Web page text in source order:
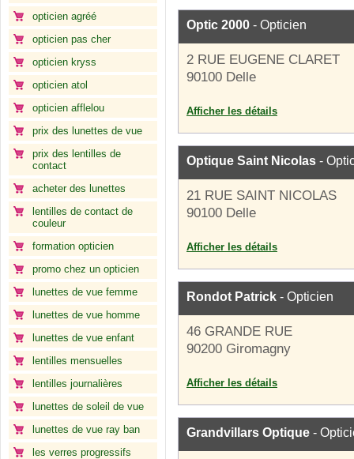
opticien agréé
opticien pas cher
opticien kryss
opticien atol
opticien afflelou
prix des lunettes de vue
prix des lentilles de
contact
acheter des lunettes
lentilles de contact de
couleur
formation opticien
promo chez un opticien
lunettes de vue femme
lunettes de vue homme
lunettes de vue enfant
lentilles mensuelles
lentilles journalières
lunettes de soleil de vue
lunettes de vue ray ban
les verres progressifs
Optic 2000 - Opticien
2 RUE EUGENE CLARET
90100 Delle
Afficher les détails
Optique Saint Nicolas -
21 RUE SAINT NICOLAS
90100 Delle
Afficher les détails
Rondot Patrick - Opticien
46 GRANDE RUE
90200 Giromagny
Afficher les détails
Grandvillars Optique -